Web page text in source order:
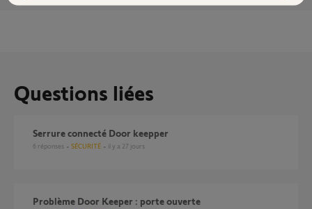
Questions liées
Serrure connecté Door keepper
6 réponses SÉCURITÉ il y a 27 jours
Problème Door Keeper : porte ouverte